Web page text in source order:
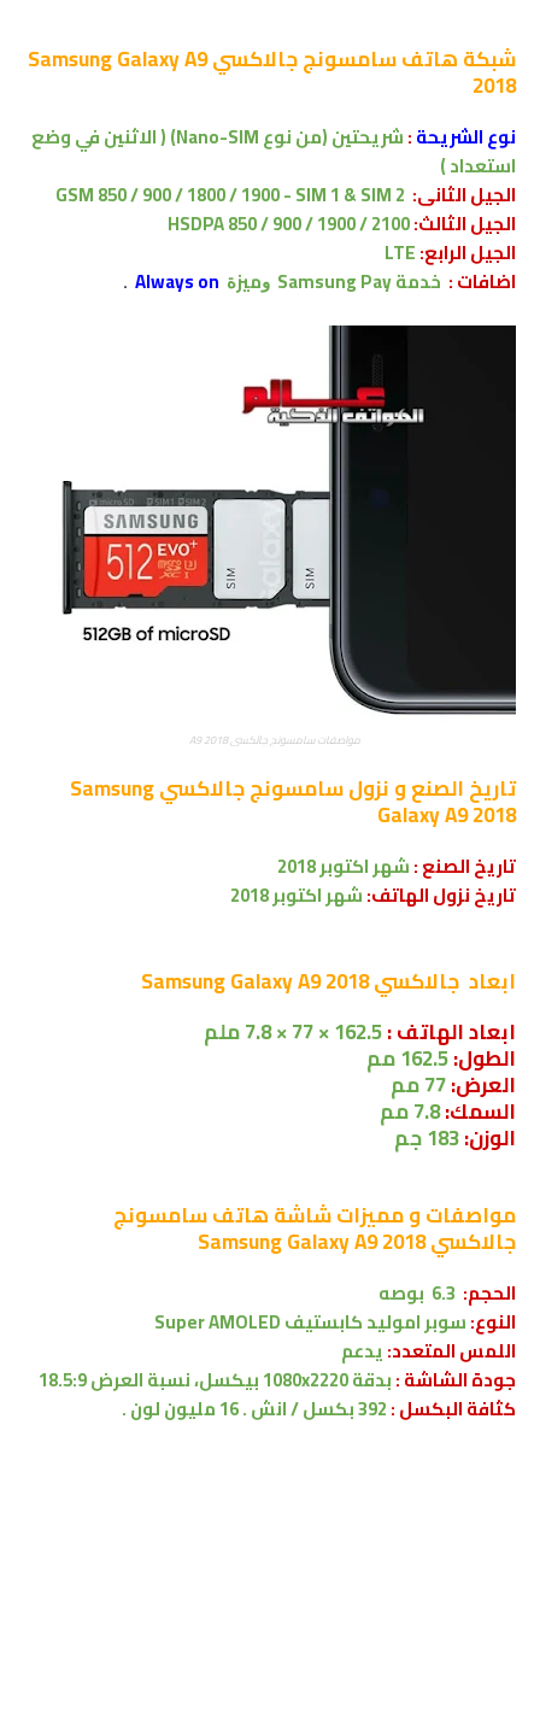
شبكة هاتف سامسونج جالاكسي Samsung Galaxy A9
2018
نوع الشريحة:شريحتين (من نوع Nano-SIM)
( الاثنين في وضع
استعداد )
الجيل الثانى: GSM 850 / 900 / 1800 / 1900 - SIM 1 & SIM 2
الجيل الثالث:HSDPA 850 / 900 / 1900 / 2100
الجيل الرابع:LTE
اضافات : خدمة Samsung Pay ﻭﻣﻴﺰﺓ Always on
.
مواصفات سامسونج جالكسي A9 2018
تاريخ الصنع و نزول سامسونج جالاكسي Samsung
Galaxy A9 2018
تاريخ الصنع :شهراكتوبر 2018
تاريخ نزول الهاتف:شهراكتوبر 2018
ابعاد جالاكسي Samsung Galaxy A9 2018
ابعاد الهاتف :162.5 × 77 × 7.8 ملم
الطول:162.5 مم
العرض:
السمك:7.8 مم
الوزن:
مواصفات و مميزات شاشةهاتف سامسونج
جالاكسي Samsung Galaxy A9 2018
الحجم:
النوع:سوبر اموليد كابستيف Super AMOLED
اللمس المتعدد:يدعم
جودة الشاشة :بدقة1080x2220 بيكسل،
نسبة العرض 18.5:9
كثافة البكسل :392 بكسل / انش . 16 مليون لون .